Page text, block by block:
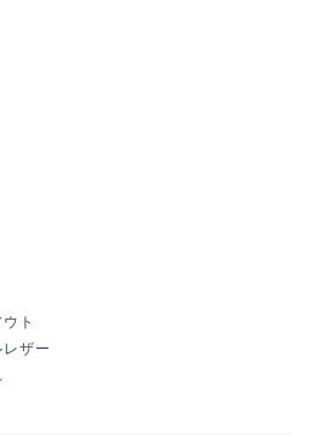
ト
ザー